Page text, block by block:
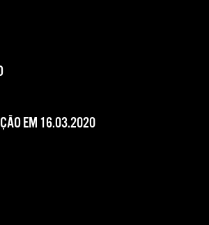
EM 16.03.2020